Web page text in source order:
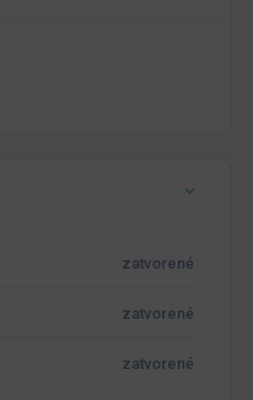
zatvorené
zatvorené
zatvorené